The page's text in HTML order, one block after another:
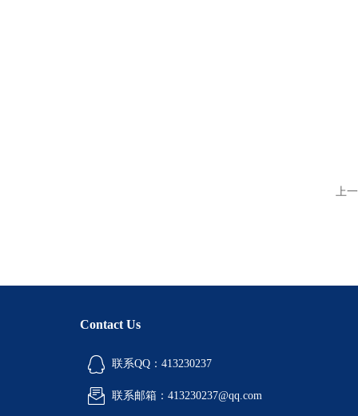
上
Contact Us
联系QQ：413230237
联系邮箱：413230237@qq.com